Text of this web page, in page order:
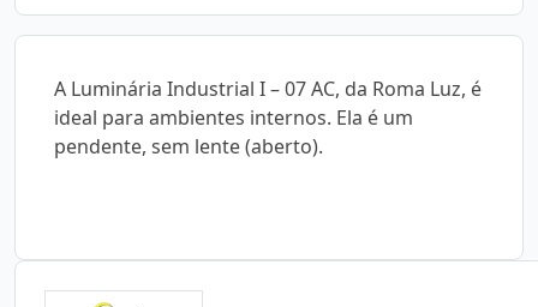
A Luminária Industrial I – 07 AC, da Roma Luz, é
ideal para ambientes internos. Ela é um
pendente, sem lente (aberto).